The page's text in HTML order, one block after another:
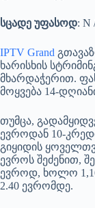
სცადე უფასოდ: N
IPTV Grand
ხარისხის
მხარდაჭერით.
მოყვება 14-
თუმცა,
ევროდან 10-
გიყიდის
ევროს შეძენით,
ევროდ, ხოლო
2.40 ევრომდე.